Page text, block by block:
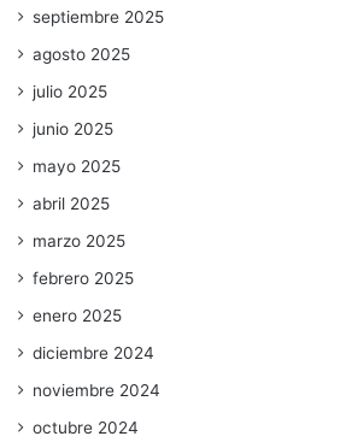
septiembre 2025
agosto 2025
julio 2025
junio 2025
mayo 2025
abril 2025
marzo 2025
febrero 2025
enero 2025
diciembre 2024
noviembre 2024
octubre 2024